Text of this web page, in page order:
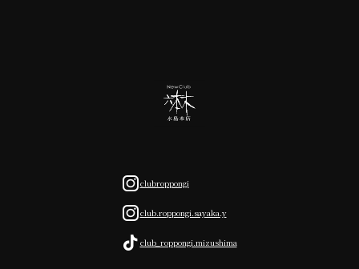
clubroppongi
club.roppongi.sayaka.y
club_roppongi.mizushima